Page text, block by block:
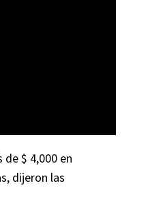
$ 4,000 en
dijeron las